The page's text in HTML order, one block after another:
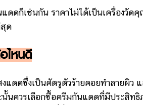
เช่นกัน ราคาไม่ได้เป็นเครื่องวัดคุ
ด
ไหนดี
ซึ่งเป็นศัตรูตัวร้ายคอยทำลายผิว แล
นั้นควรเลือกซื้อครีมกันแดดที่มีประสิท